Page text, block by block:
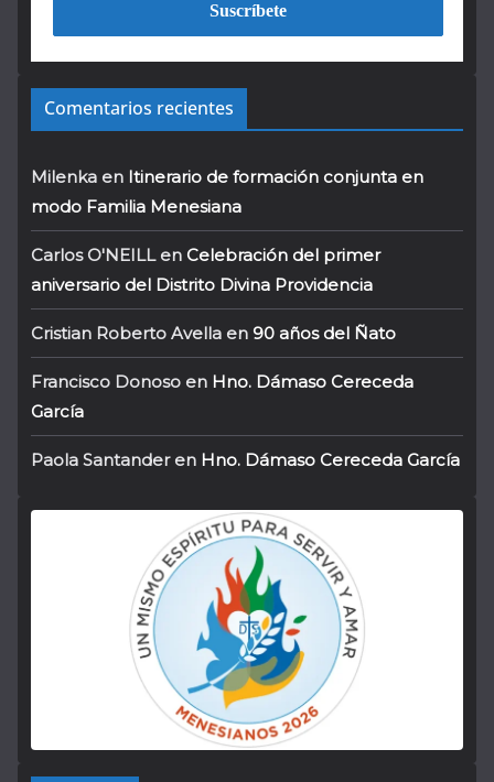
Comentarios recientes
Milenka en Itinerario de formación conjunta en
modo Familia Menesiana
Carlos O'NEILLen Celebración del primer
aniversario del Distrito Divina Providencia
Cristian Roberto Avella en 90 años del Ñato
Francisco Donoso en Hno. Dámaso Cereceda
García
Paola Santanderen Hno. Dámaso Cereceda García